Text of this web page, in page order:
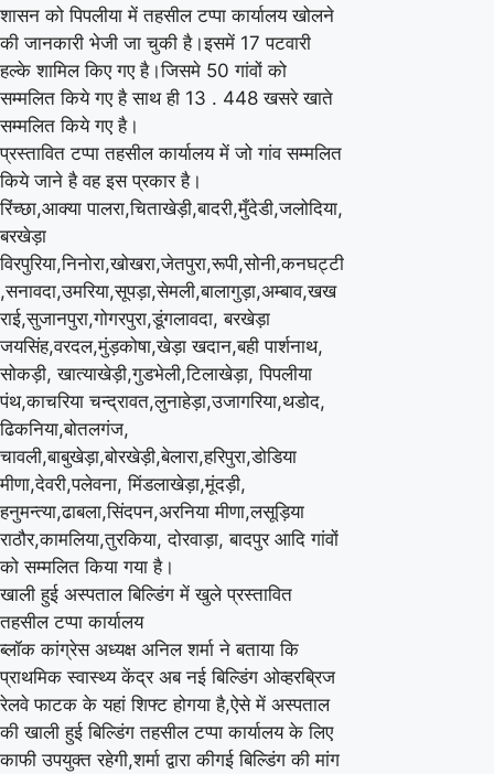
शासन को पिपलीया में तहसील टप्पा कार्यालय खोलने
की जानकारी भेजी जा चुकी है।इसमें 17 पटवारी
हल्के शामिल किए गए है।जिसमे 50 गांवों को
सम्मलित किये गए है साथ ही 13 . 448 खसरे खाते
सम्मलित किये गए है।
प्रस्तावित टप्पा तहसील कार्यालय में जो गांव सम्मलित
किये जाने है वह इस प्रकार है।
रिंच्छा,आक्या पालरा,चिताखेड़ी,बादरी,मुँदेडी,जलोदिया,
बरखेड़ा
विरपुरिया,निनोरा,खोखरा,जेतपुरा,रूपी,सोनी,कनघट्टी
,सनावदा,उमरिया,सूपड़ा,सेमली,बालागुड़ा,अम्बाव,खख
राई,सुजानपुरा,गोगरपुरा,डूंगलावदा, बरखेड़ा
जयसिंह,वरदल,मुंड़कोषा,खेड़ा खदान,बही पार्शनाथ,
सोकड़ी, खात्याखेड़ी,गुडभेली,टिलाखेड़ा, पिपलीया
पंथ,काचरिया चन्द्रावत,लुनाहेड़ा,उजागरिया,थडोद,
ढिकनिया,बोतलगंज,
चावली,बाबुखेड़ा,बोरखेड़ी,बेलारा,हरिपुरा,डोडिया
मीणा,देवरी,पलेवना, मिंडलाखेड़ा,मूंदड़ी,
हनुमन्त्या,ढाबला,सिंदपन,अरनिया मीणा,लसूड़िया
राठौर,कामलिया,तुरकिया, दोरवाड़ा, बादपुर आदि गांवों
को सम्मलित किया गया है।
खाली हुई अस्पताल बिल्डिंग में खुले प्रस्तावित
तहसील टप्पा कार्यालय
ब्लॉक कांग्रेस अध्यक्ष अनिल शर्मा ने बताया कि
प्राथमिक स्वास्थ्य केंद्र अब नई बिल्डिंग ओव्हरब्रिज
रेलवे फाटक के यहां शिफ्ट होगया है,ऐसे में अस्पताल
की खाली हुई बिल्डिंग तहसील टप्पा कार्यालय के लिए
काफी उपयुक्त रहेगी,शर्मा द्वारा कीगई बिल्डिंग की मांग